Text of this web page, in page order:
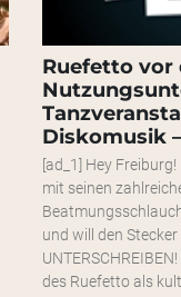
Ruefetto vor
Diskomusik
[ad_1] Hey
mit seinen
und will den Stecker
des Ruefetto als